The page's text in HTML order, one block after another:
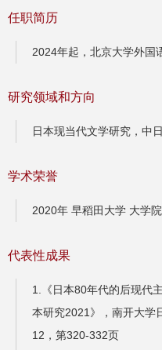
任职简历
2024年起，北京大学外国
研究领域和方向
日本现当代文学研究，中
学术荣誉
2020年 早稻田大学 ⼤学
代表性成果
1.《日本80年代的后现代
本研究2021》，南开大学
12，第320-332页